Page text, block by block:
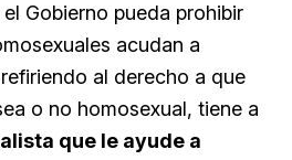
Gobierno pueda prohibir
acudan a
al derecho a que
o no homosexual, tiene a
que le ayude a